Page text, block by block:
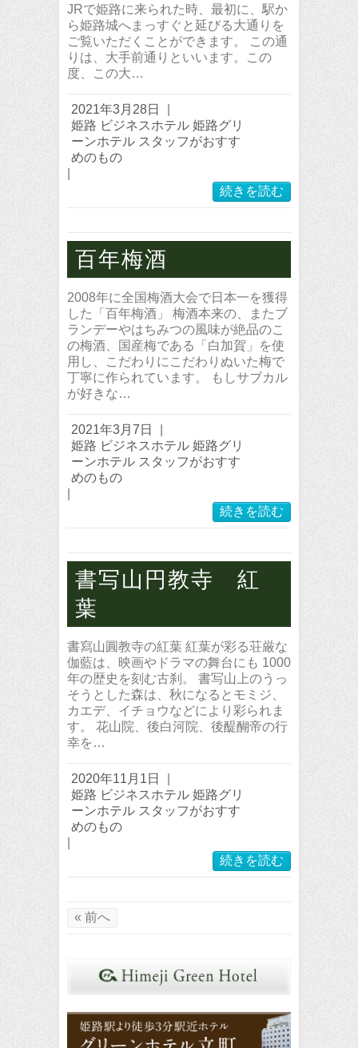
JRで姫路に来られた時、最初に、駅か
ら姫路城へまっすぐと延びる大通りを
ご覧いただくことができます。 この通
りは、大手前通りといいます。この
度、この大…
2021年3月28日
姫路 ビジネスホテル 姫路グリ
ーンホテル スタッフがおすす
めのもの
続きを読む
百年梅酒
2008年に全国梅酒大会で日本一を獲得
した「百年梅酒」 梅酒本来の、またブ
ランデーやはちみつの風味が絶品のこ
の梅酒、国産梅である「白加賀」を使
用し、こだわりにこだわりぬいた梅で
丁寧に作られています。 もしサブカル
が好きな…
2021年3月7日
姫路 ビジネスホテル 姫路グリ
ーンホテル スタッフがおすす
めのもの
続きを読む
書写山円教寺 紅
葉
書寫山圓教寺の紅葉 紅葉が彩る荘厳な
伽藍は、映画やドラマの舞台にも 1000
年の歴史を刻む古刹。 書写山上のうっ
そうとした森は、秋になるとモミジ、
カエデ、イチョウなどにより彩られま
す。 花山院、後白河院、後醍醐帝の行
幸を…
2020年11月1日
姫路 ビジネスホテル 姫路グリ
ーンホテル スタッフがおすす
めのもの
続きを読む
« 前へ